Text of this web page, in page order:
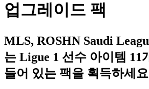
업그레이드 팩
MLS, ROSHN Saudi
는 Ligue 1 선수 아이템 11
들어 있는 팩을 획득하세